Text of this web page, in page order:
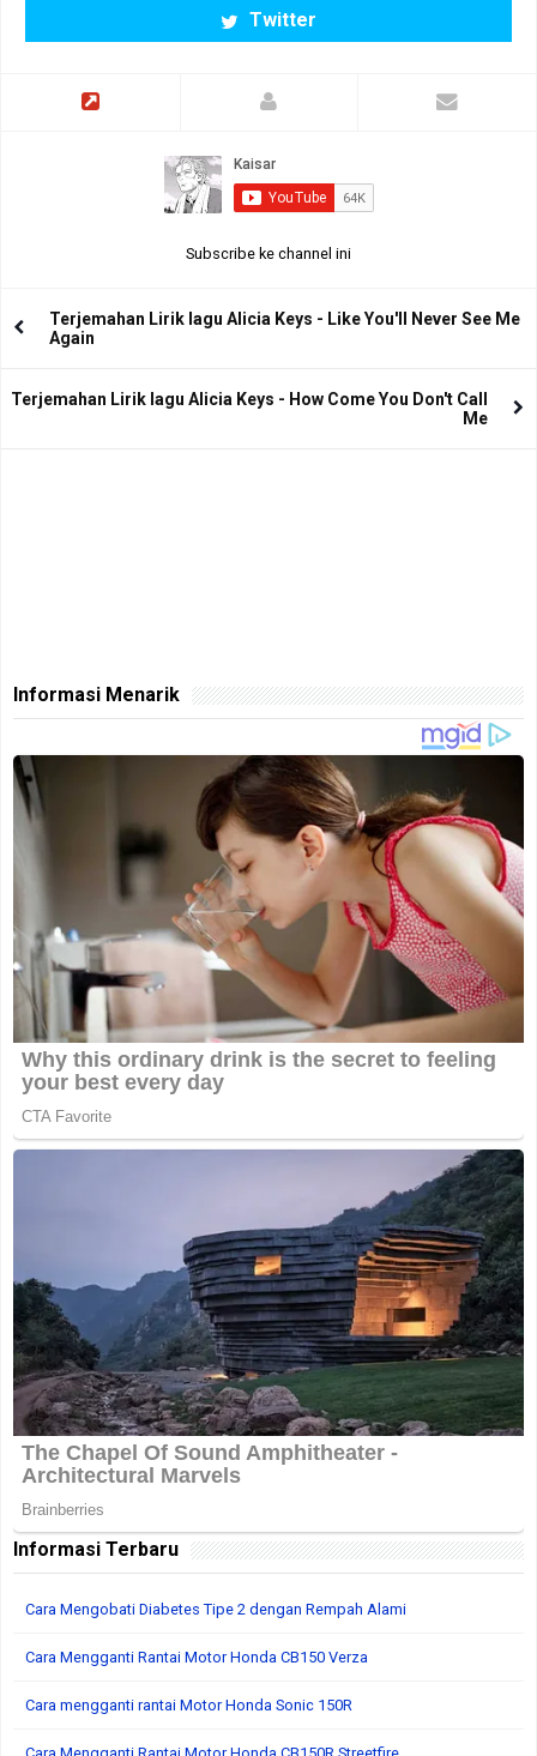
Twitter
Subscribe ke channel ini
Terjemahan Lirik lagu Alicia Keys - Like You'll Never See Me
Again
Terjemahan Lirik lagu Alicia Keys - How Come You Don't Call
Me
Informasi Menarik
Informasi Terbaru
Cara Mengobati Diabetes Tipe 2 dengan Rempah Alami
Cara Mengganti Rantai Motor Honda CB150 Verza
Cara mengganti rantai Motor Honda Sonic 150R